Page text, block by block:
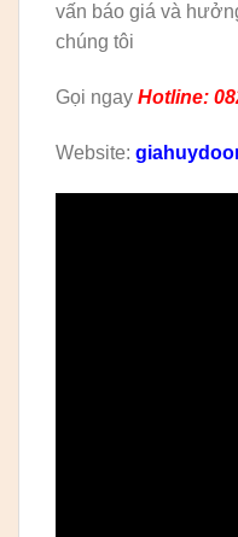
vấn báo giá và
chúng tôi
Gọi ngay Hotline:
Website: